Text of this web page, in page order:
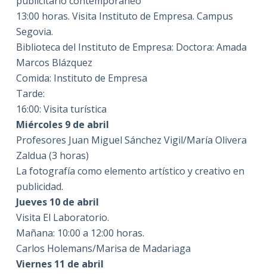
13:00 horas. Visita Instituto de Empresa. Campus
Segovia.
Biblioteca del Instituto de Empresa: Doctora: Amada
Marcos Blázquez
Comida: Instituto de Empresa
Tarde:
16:00: Visita turística
Miércoles 9 de abril
Profesores Juan Miguel Sánchez Vigil/María Olivera
Zaldua (3 horas)
La fotografía como elemento artístico y creativo en
publicidad.
Jueves 10 de abril
Visita El Laboratorio.
Mañana: 10:00 a 12:00 horas.
Carlos Holemans/Marisa de Madariaga
Viernes 11 de abril